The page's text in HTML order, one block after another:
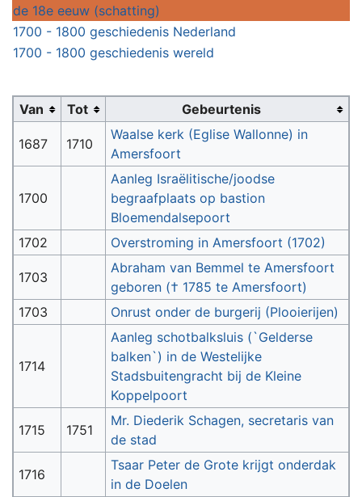
de 18e eeuw (schatting)
1700 - 1800 geschiedenis Nederland
1700 - 1800 geschiedenis wereld
Van Tot Gebeurtenis
1687 1710
Waalse kerk (Eglise Wallonne) in
Amersfoort
1700
Aanleg Israëlitische/joodse
begraafplaats op bastion
Bloemendalsepoort
1702
Overstroming in Amersfoort (1702)
1703
Abraham van Bemmel te Amersfoort
geboren († 1785 te Amersfoort)
1703
Onrust onder de burgerij (Plooierijen)
1714
Aanleg schotbalksluis (`Gelderse
balken`) in de Westelijke
Stadsbuitengracht bij de Kleine
Koppelpoort
1715 1751
Mr. Diederik Schagen, secretaris van
de stad
1716
Tsaar Peter de Grote krijgt onderdak
in de Doelen